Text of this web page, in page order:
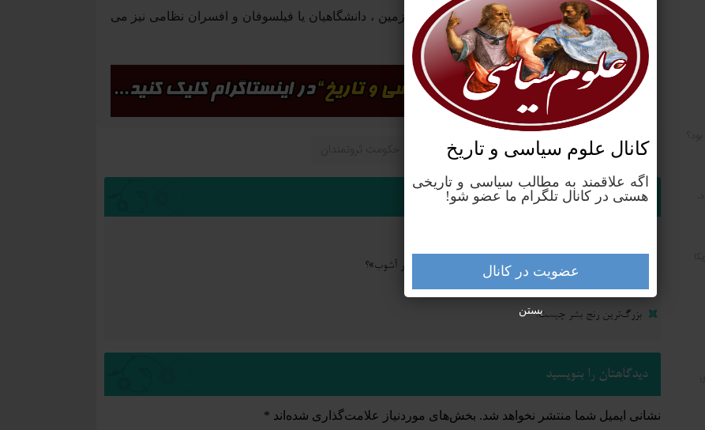
گروه های دارای حق امتیاز ، اشراف ، صاحبان زمین ، دانشگاهیان یا فیلسوفان و افسران نظامی نیز می
شود.
پلوتوکراسی پلوتوکراسی ( Plutocracy)
نوشته های مشابه
کارکرد رضا پهلوی برای واشنگتن و تل‌آویو؛ «آلترناتیو» یا «ابزار آشوب»؟
آمریکا: از مستعمره بریتانیا تا ایالات متحده
بزرگ‌ترین رنج بشر چیست؟
دیدگاهتان را بنویسید
نشانی ایمیل شما منتشر نخواهد شد. بخش‌های موردنیاز علامت‌گذاری شده‌اند *
کانال علوم‌ سیاسی و تاریخ
اگه علاقمند به مطالب سیاسی و تاریخی
هستی در کانال تلگرام ما عضو شو!
عضویت در کانال
بستن